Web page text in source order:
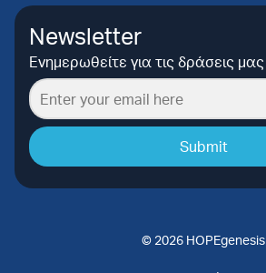
Newsletter
Ενημερωθείτε για τις δράσεις μας
Submit
© 2026 HOPEgenesis